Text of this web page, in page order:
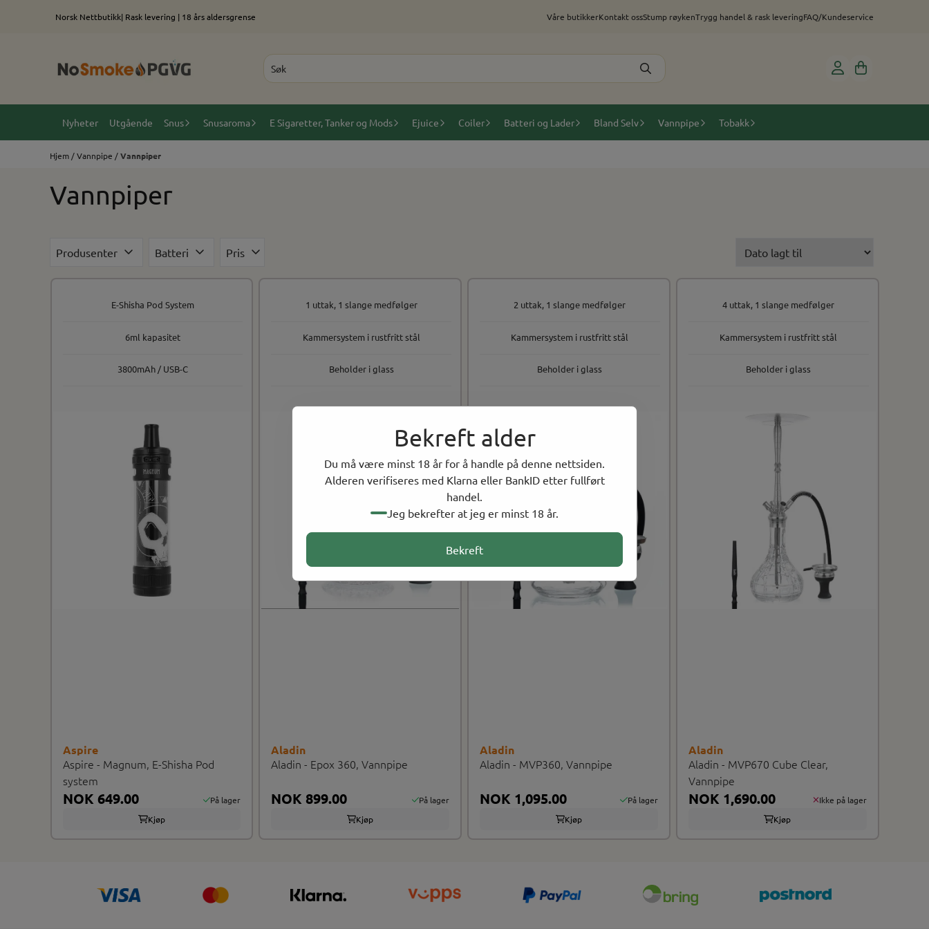
Bekreft alder
Du må være minst 18 år for å handle på denne nettsiden.
Alderen verifiseres med Klarna eller BankID etter fullført
handel.
Jeg bekrefter at jeg er minst 18 år.
Bekreft
Hopp til innholdNorsk Nettbutikk| Rask levering | 18 års aldersgrense Våre butikkerKontakt ossStump røykenTrygg handel & rask leveringFAQ/Kundeservice
Nyheter Utgående Snus Snusaroma E Sigaretter, Tanker og Mods Ejuice Coiler Batteri og Lader Bland Selv Vannpipe Tobakk
Hjem /Vannpipe /Vannpiper
Vannpiper
Produsenter Batteri Pris
Aspire
Aspire - Magnum, E-Shisha Pod
system
NOK 649.00
På lager
Kjøp
E-Shisha Pod System
6ml kapasitet
3800mAh / USB-C
Aladin
Aladin - Epox 360, Vannpipe
NOK 899.00
På lager
Kjøp
1 uttak, 1 slange medfølger
Kammersystem i rustfritt stål
Beholder i glass
Aladin
Aladin - MVP360, Vannpipe
NOK 1,095.00
På lager
Kjøp
2 uttak, 1 slange medfølger
Kammersystem i rustfritt stål
Beholder i glass
Aladin
Aladin - MVP670 Cube Clear,
Vannpipe
NOK 1,690.00
Ikke på lager
Kjøp
4 uttak, 1 slange medfølger
Kammersystem i rustfritt stål
Beholder i glass